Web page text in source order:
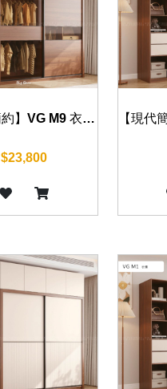
【現代簡約】VG M9 衣櫃 120/140/160/180/200cm
$23,800